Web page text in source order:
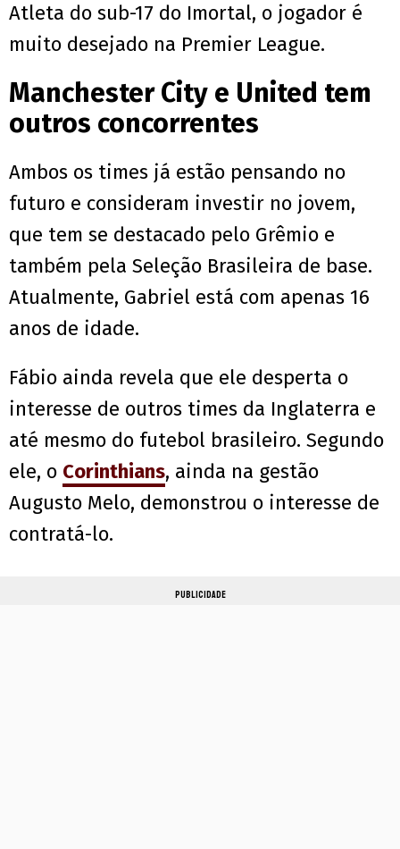
Atleta do sub-17 do Imortal, o jogador é
muito desejado na Premier League.
Manchester City e United tem
outros concorrentes
Ambos os times já estão pensando no
futuro e consideram investir no jovem,
que tem se destacado pelo Grêmio e
também pela Seleção Brasileira de base.
Atualmente, Gabriel está com apenas 16
anos de idade.
Fábio ainda revela que ele desperta o
interesse de outros times da Inglaterra e
até mesmo do futebol brasileiro. Segundo
ele, o Corinthians, ainda na gestão
Augusto Melo, demonstrou o interesse de
contratá-lo.
PUBLICIDADE